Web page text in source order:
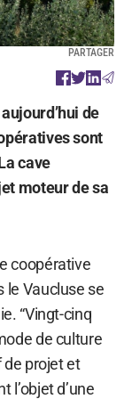
PARTAGER
de
sont
cave
moteur de sa
coopérative
le Vaucluse se
“Vingt-cinq
de culture
de projet et
l’objet d’une